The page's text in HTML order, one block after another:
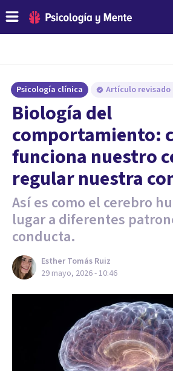
Psicología clínica Artículo revisado
Biología del
comportamiento:
funciona nuestro
regular nuestra
Así es como el cerebro
lugar a diferentes
conducta.
Esther Tomás Ruiz
29 mayo, 2026 - 10:46